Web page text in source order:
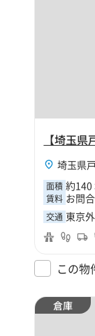
埼玉県
面積 約140
賃料 お問
交通 東京
この物
倉庫